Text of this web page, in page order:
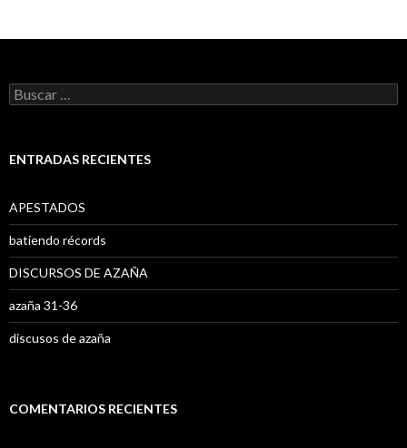
B
u
a
ENTRADAS RECIENTES
APESTADOS
batiendo récords
DISCURSOS DE AZAÑA
azaña 31-36
discusos de azaña
COMENTARIOS RECIENTES